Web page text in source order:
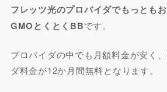
フレッツ光のプロバイダでもっともお
GMOとくとくBBです。
プロバイダの中でも月額料金が安く
ダ料金が12か月間無料となります。